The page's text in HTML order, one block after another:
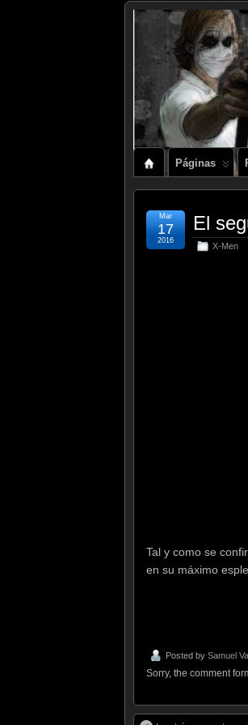
Páginas
El
X-Men
Mar
17
2016
Tal y como se
en su máximo
Posted by Samuel
Sorry, the comment